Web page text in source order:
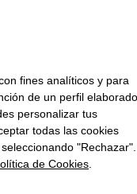
fines analíticos y para
de un perfil
personalizar tus
todas las cookies
"Rechazar".
de Cookies